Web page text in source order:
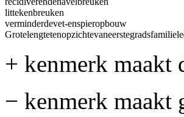
littekenbreuken
verminderdevet-enspieropbouw
+ kenmerk maakt
− kenmerk maakt